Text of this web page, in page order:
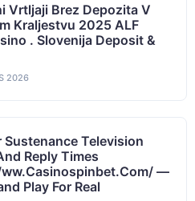
Vrtljaji Brez Depozita V
Kraljestvu 2025 ALF
. Slovenija Deposit &
2026
Sustenance Television
Reply Times
—
Play For Real